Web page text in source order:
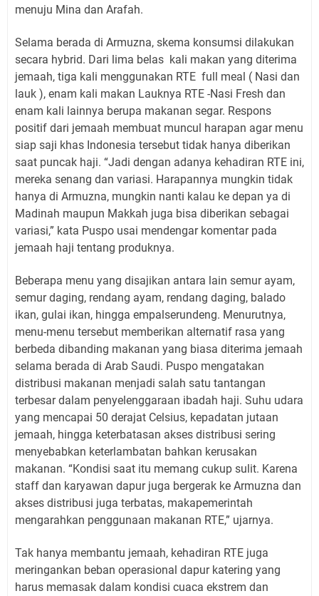
menuju Mina dan Arafah.
Selama berada di Armuzna, skema konsumsi dilakukan
secara hybrid. Dari lima belas kali makan yang diterima
jemaah, tiga kali menggunakan RTE full meal ( Nasi dan
lauk ), enam kali makan Lauknya RTE -Nasi Fresh dan
enam kali lainnya berupa makanan segar. Respons
positif dari jemaah membuat muncul harapan agar menu
siap saji khas Indonesia tersebut tidak hanya diberikan
saat puncak haji. “Jadi dengan adanya kehadiran RTE ini,
mereka senang dan variasi. Harapannya mungkin tidak
hanya di Armuzna, mungkin nanti kalau ke depan ya di
Madinah maupun Makkah juga bisa diberikan sebagai
variasi,” kata Puspo usai mendengar komentar pada
jemaah haji tentang produknya.
Beberapa menu yang disajikan antara lain semur ayam,
semur daging, rendang ayam, rendang daging, balado
ikan, gulai ikan, hingga empalserundeng. Menurutnya,
menu-menu tersebut memberikan alternatif rasa yang
berbeda dibanding makanan yang biasa diterima jemaah
selama berada di Arab Saudi. Puspo mengatakan
distribusi makanan menjadi salah satu tantangan
terbesar dalam penyelenggaraan ibadah haji. Suhu udara
yang mencapai 50 derajat Celsius, kepadatan jutaan
jemaah, hingga keterbatasan akses distribusi sering
menyebabkan keterlambatan bahkan kerusakan
makanan. “Kondisi saat itu memang cukup sulit. Karena
staff dan karyawan dapur juga bergerak ke Armuzna dan
akses distribusi juga terbatas, makapemerintah
mengarahkan penggunaan makanan RTE,” ujarnya.
Tak hanya membantu jemaah, kehadiran RTE juga
meringankan beban operasional dapur katering yang
harus memasak dalam kondisi cuaca ekstrem dan